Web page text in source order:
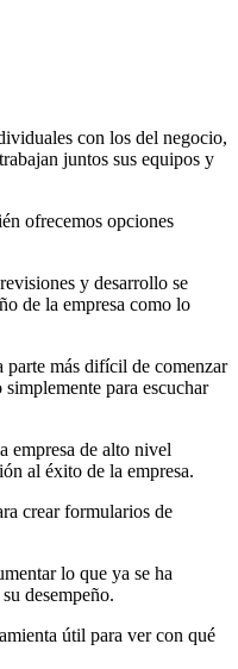
con los del negocio,
juntos sus equipos y
ofrecemos opciones
y desarrollo se
de la empresa como lo
parte más difícil de comenzar
para escuchar
empresa de alto nivel
al éxito de la empresa.
crear formularios de
lo que ya se ha
desempeño.
útil para ver con qué